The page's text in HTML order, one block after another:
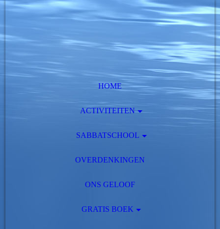
HOME
ACTIVITEITEN
SABBATSCHOOL
OVERDENKINGEN
ONS GELOOF
GRATIS BOEK